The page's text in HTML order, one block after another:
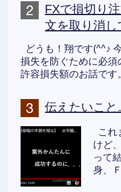
FXで損切り
文を取り消し
どうも！翔です(^^♪
損失を防ぐために必須
許容損失額のお話です
伝えたいこと
これ
けど
って
身、